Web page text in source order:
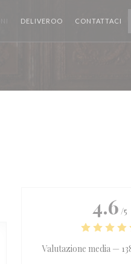
DELIVEROO ((APRE UNA
CONTATTACI
4.6 /5
Valutazione media —